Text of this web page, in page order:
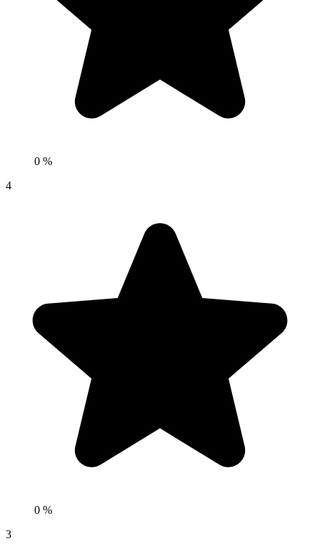
0 %
4
0 %
3